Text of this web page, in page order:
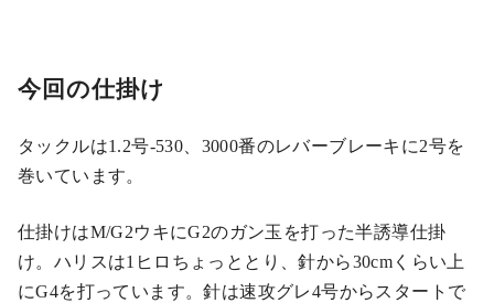
今回の仕掛け
タックルは1.2号-530、3000番のレバーブレーキに2号を
巻いています。
仕掛けはM/G2ウキにG2のガン玉を打った半誘導仕掛
け。ハリスは1ヒロちょっととり、針から30cmくらい上
にG4を打っています。針は速攻グレ4号からスタートで